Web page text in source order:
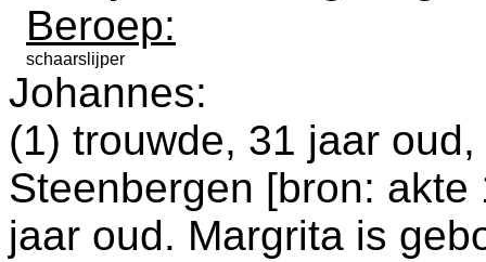
Beroep:
schaarslijper
Johannes:
(1) trouwde, 31 jaar
Steenbergen [bron: akte
jaar oud. Margrita is